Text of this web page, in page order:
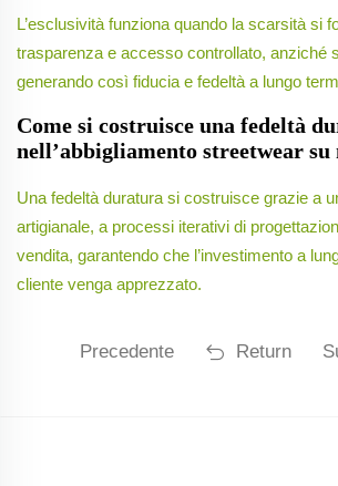
L’esclusività funziona quando la scarsità si
trasparenza e accesso controllato, anziché
generando così fiducia e fedeltà a lungo
Come si costruisce una fedeltà
nell’abbigliamento streetwear su
Una fedeltà duratura si costruisce grazie a
artigianale, a processi iterativi di
vendita, garantendo che l’investimento a
cliente venga apprezzato.
Precedente Return